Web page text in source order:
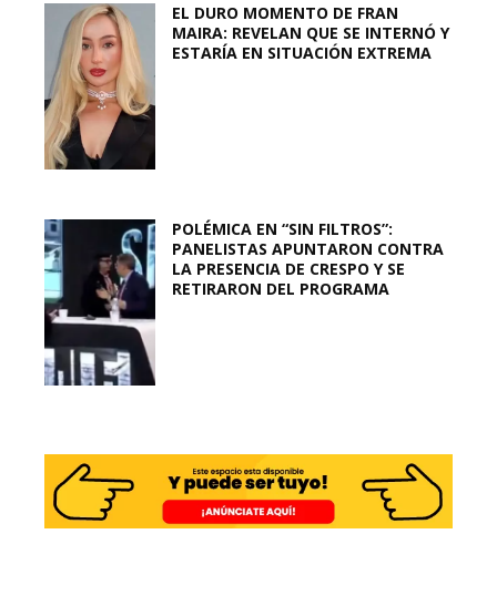
EL DURO MOMENTO DE FRAN
MAIRA: REVELAN QUE SE INTERNÓ Y
ESTARÍA EN SITUACIÓN EXTREMA
POLÉMICA EN “SIN FILTROS”:
PANELISTAS APUNTARON CONTRA
LA PRESENCIA DE CRESPO Y SE
RETIRARON DEL PROGRAMA